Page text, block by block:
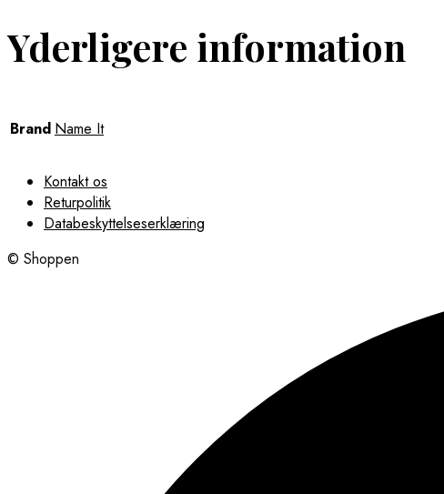
Yderligere information
Brand Name It
Kontakt os
Returpolitik
Databeskyttelseserklæring
© Shoppen